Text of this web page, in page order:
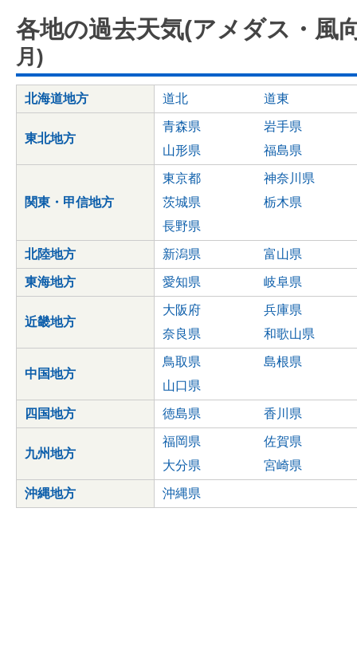
各地の過去天気(アメダス・風
月)
北海道地方 道北 道東
東北地方
青森県
岩手県
山形県
福島県
関東・甲信地方
東京都
神奈川県
茨城県
栃木県
長野県
北陸地方 新潟県 富山県
東海地方 愛知県 岐阜県
近畿地方
大阪府
兵庫県
奈良県
和歌山県
中国地方
鳥取県
島根県
山口県
四国地方 徳島県 香川県
九州地方
福岡県
佐賀県
大分県
宮崎県
沖縄地方 沖縄県